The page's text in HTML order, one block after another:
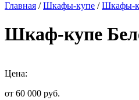
Главная /Шкафы-купе /Шкафы-
Шкаф-купе
Цена:
от 60 000 руб.